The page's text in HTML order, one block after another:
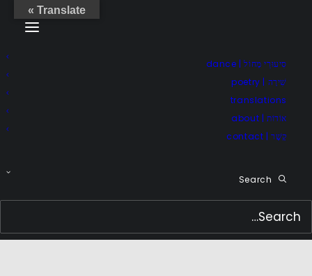
סִיעוּרֵי מָחוֹל | dance
שִׁירָה | poetry
translations
אוֹדוֹת | about
קֶשֶׁר | contact
Search
Translate »